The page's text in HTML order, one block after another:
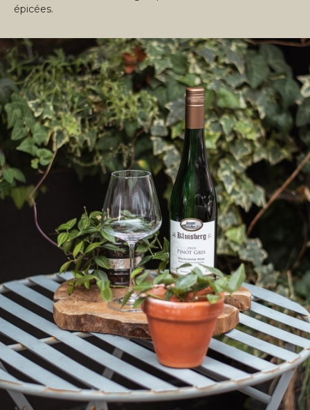
épicées.